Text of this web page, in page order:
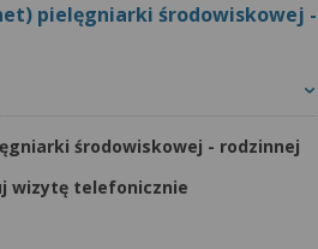
pielęgniarki środowiskowej -
środowiskowej - rodzinnej
wizytę telefonicznie